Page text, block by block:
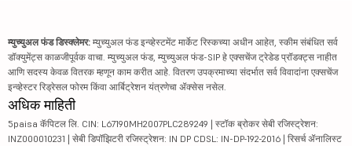
म्युच्युअल फंड डिस्क्लेमर: म्युच्युअल फंड इन्व्हेस्टमेंट मार्केट रिस्कच्या अधीन आहेत, स्कीम संबंधित सर्व
डॉक्युमेंट्स काळजीपूर्वक वाचा. म्युच्युअल फंड, म्युच्युअल फंड-SIP हे एक्सचेंज ट्रेडेड प्रॉडक्ट्स नाहीत
आणि सदस्य केवळ वितरक म्हणून काम करीत आहे. वितरण उपक्रमाच्या संदर्भात सर्व विवादांना एक्सचेंज
इन्व्हेस्टर रिड्रेसल फोरम किंवा आर्बिट्रेशन यंत्रणेचा ॲक्सेस नसेल.
अधिक माहिती
5paisa कॅपिटल लि. CIN: L67190MH2007PLC289249 | स्टॉक ब्रोकर सेबी रजिस्ट्रेशन:
INZ000010231 | सेबी डिपॉझिटरी रजिस्ट्रेशन: IN DP CDSL: IN-DP-192-2016 | रिसर्च ॲनालिस्ट